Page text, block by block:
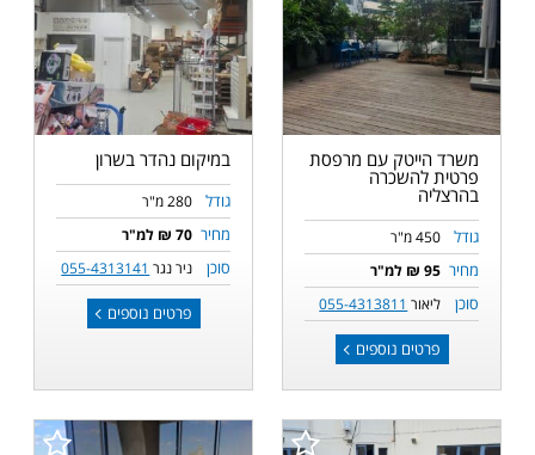
משרד הייטק עם מרפסת
פרטית להשכרה
בהרצליה
גודל 450 מ"ר
מחיר 95 ₪ למ"ר
סוכן ליאור 055-4313811
פרטים נוספים
במיקום נהדר בשרון
גודל 280 מ"ר
מחיר 70 ₪ למ"ר
סוכן ניר נגר 055-4313141
פרטים נוספים